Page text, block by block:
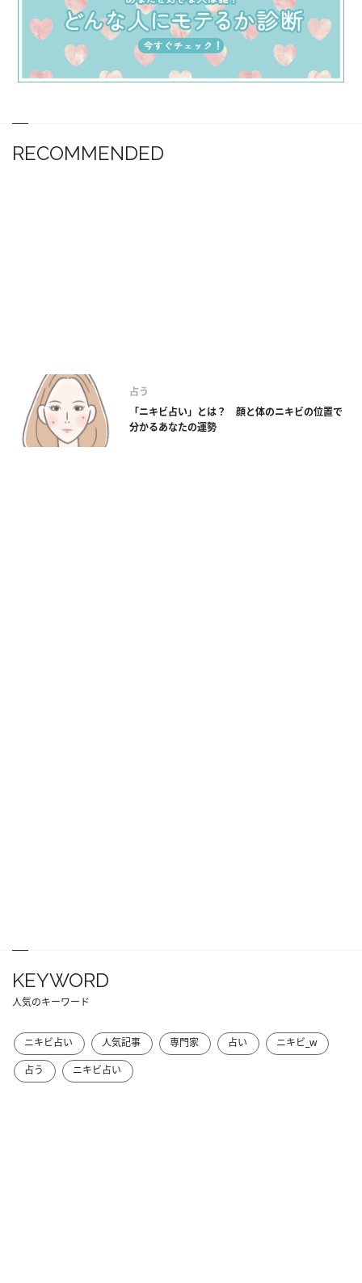
RECOMMENDED
占う
「ニキビ占い」とは？ 顔と体のニキビの位置で
分かるあなたの運勢
KEYWORD
人気のキーワード
ニキビ占い 人気記事 専門家 占い
ニキビ_w
占う
ニキビ占い